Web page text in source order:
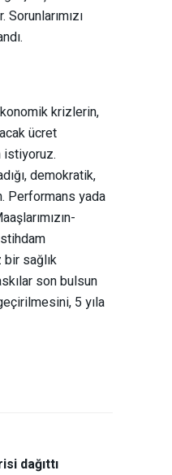
krizlerin,
ücret
istiyoruz.
demokratik,
Performans yada
sağlık
son bulsun
5 yıla
dağıttı